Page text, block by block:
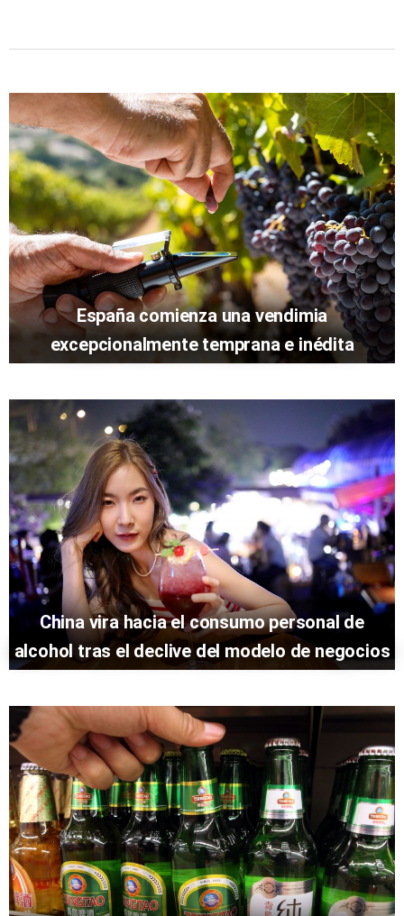
España comienza una vendimia
excepcionalmente temprana e inédita
China vira hacia el consumo personal de
alcohol tras el declive del modelo de negocios